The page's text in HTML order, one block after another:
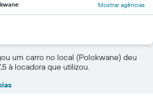
Mostrar agências
um carro no local (Polokwane) deu
à locadora que utilizou.